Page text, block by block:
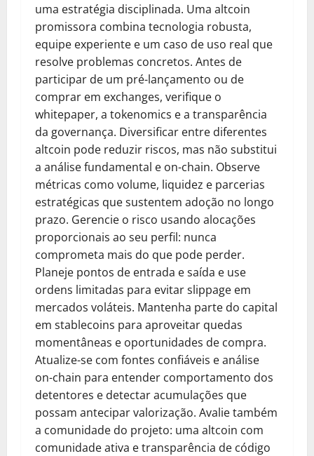
uma estratégia disciplinada. Uma altcoin
promissora combina tecnologia robusta,
equipe experiente e um caso de uso real que
resolve problemas concretos. Antes de
participar de um pré-lançamento ou de
comprar em exchanges, verifique o
whitepaper, a tokenomics e a transparência
da governança. Diversificar entre diferentes
altcoin pode reduzir riscos, mas não substitui
a análise fundamental e on-chain. Observe
métricas como volume, liquidez e parcerias
estratégicas que sustentem adoção no longo
prazo. Gerencie o risco usando alocações
proporcionais ao seu perfil: nunca
comprometa mais do que pode perder.
Planeje pontos de entrada e saída e use
ordens limitadas para evitar slippage em
mercados voláteis. Mantenha parte do capital
em stablecoins para aproveitar quedas
momentâneas e oportunidades de compra.
Atualize-se com fontes confiáveis e análise
on-chain para entender comportamento dos
detentores e detectar acumulações que
possam antecipar valorização. Avalie também
a comunidade do projeto: uma altcoin com
comunidade ativa e transparência de código